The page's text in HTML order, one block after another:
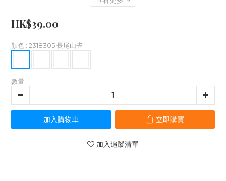
HK$39.00
顏色 : 2318305 長尾山雀
數量
加入購物車 立即購買
加入追蹤清單